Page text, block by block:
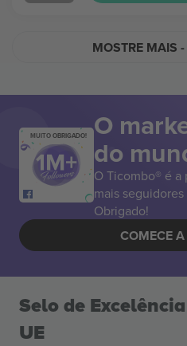
MOSTRE MAIS
MUITO OBRIGADO! O
do
O Ticombo® é
mais
Obrigado!
COMECE
Selo de
UE